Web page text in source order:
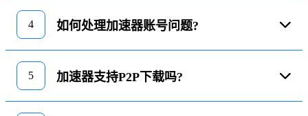
4 如何处理加速器账号问题?
5 加速器支持P2P下载吗?